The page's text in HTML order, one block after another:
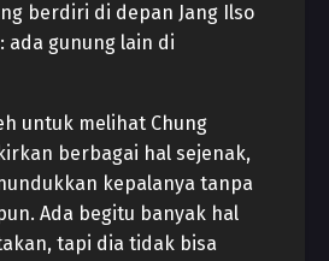
berdiri di depan Jang Ilso
ada gunung lain di
untuk melihat Chung
berbagai hal sejenak,
kepalanya tanpa
Ada begitu banyak hal
tapi dia tidak bisa